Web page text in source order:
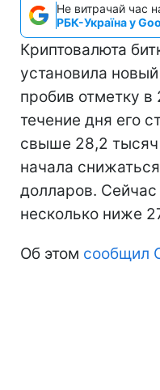
Не витрачай час
РБК-Україна у
Криптовалюта
установила
пробив отметку
течение дня его
свыше 28,2 тысяч
начала
долларов. Сейчас
несколько ниже
Об этом сообщил